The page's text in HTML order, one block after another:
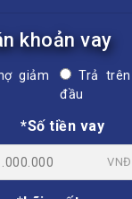
khoản vay
giảm
Trả
đầu
*Số tiền vay
VNĐ